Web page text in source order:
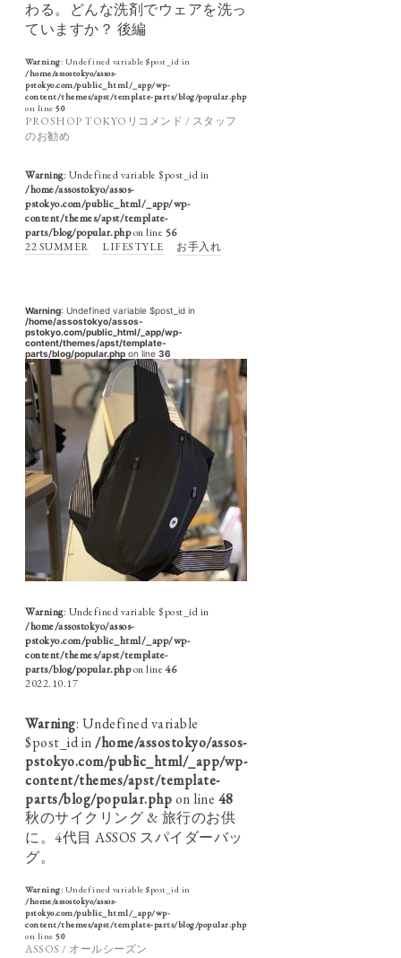
わる。どんな洗剤でウェアを洗っ
ていますか？ 後編
Warning: Undefined variable $post_id in
/home/assostokyo/assos-
pstokyo.com/public_html/_app/wp-
content/themes/apst/template-parts/blog/popular.php
on line 50
PROSHOP TOKYOリコメンド / スタッフ
のお勧め
Warning: Undefined variable $post_id in
/home/assostokyo/assos-
pstokyo.com/public_html/_app/wp-
content/themes/apst/template-
parts/blog/popular.phpon line 56
22 SUMMER
LIFESTYLE お手入れ
Warning: Undefined variable $post_id in
/home/assostokyo/assos-
pstokyo.com/public_html/_app/wp-
content/themes/apst/template-
parts/blog/popular.php on line 36
Warning: Undefined variable $post_id in
/home/assostokyo/assos-
pstokyo.com/public_html/_app/wp-
content/themes/apst/template-
parts/blog/popular.phpon line 46
2022.10.17
Warning: Undefined variable
$post_id in/home/assostokyo/assos-
pstokyo.com/public_html/_app/wp-
content/themes/apst/template-
parts/blog/popular.phpon line 48
秋のサイクリング & 旅行のお供
に。4代目 ASSOS スパイダーバッ
グ。
Warning: Undefined variable $post_id in
/home/assostokyo/assos-
pstokyo.com/public_html/_app/wp-
content/themes/apst/template-parts/blog/popular.php
on line 50
ASSOS / オールシーズン